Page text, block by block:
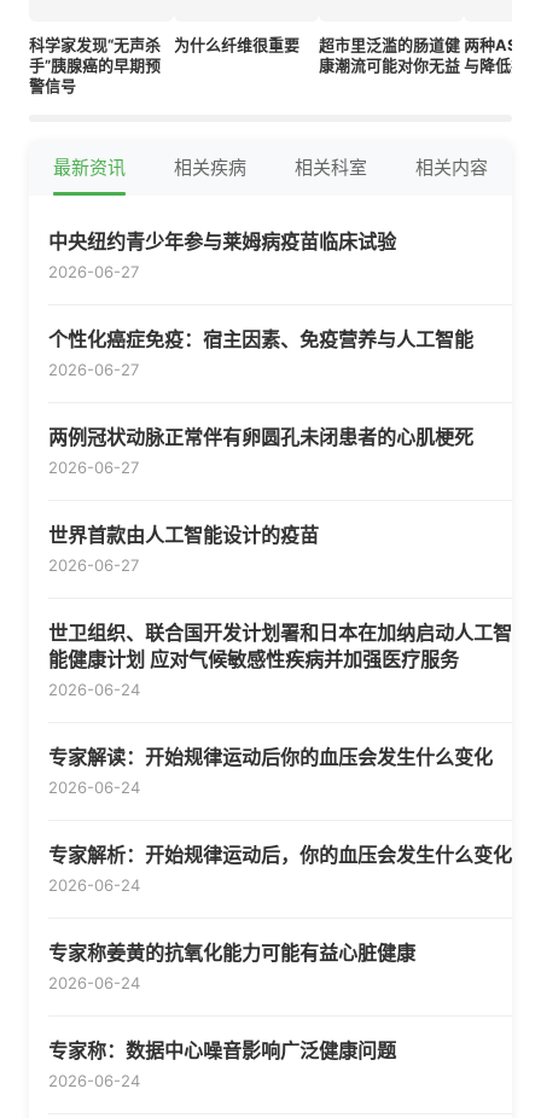
科学家发现“无声杀
手”胰腺癌的早期预
警信号
为什么纤维很重要
超市里泛滥的肠道健
康潮流可能对你无益
两种AS01
与降低痴
最新资讯 相关疾病 相关科室 相关内容
中央纽约青少年参与莱姆病疫苗临床试验
2026-06-27
个性化癌症免疫：宿主因素、免疫营养与人工智能
2026-06-27
两例冠状动脉正常伴有卵圆孔未闭患者的心肌梗死
2026-06-27
世界首款由人工智能设计的疫苗
2026-06-27
世卫组织、联合国开发计划署和日本在加纳启动人工智
能健康计划 应对气候敏感性疾病并加强医疗服务
2026-06-24
专家解读：开始规律运动后你的血压会发生什么变化
2026-06-24
专家解析：开始规律运动后，你的血压会发生什么变化
2026-06-24
专家称姜黄的抗氧化能力可能有益心脏健康
2026-06-24
专家称：数据中心噪音影响广泛健康问题
2026-06-24